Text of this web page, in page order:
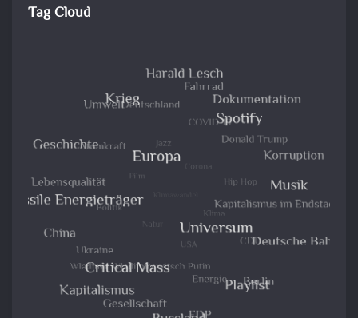
Tag Cloud